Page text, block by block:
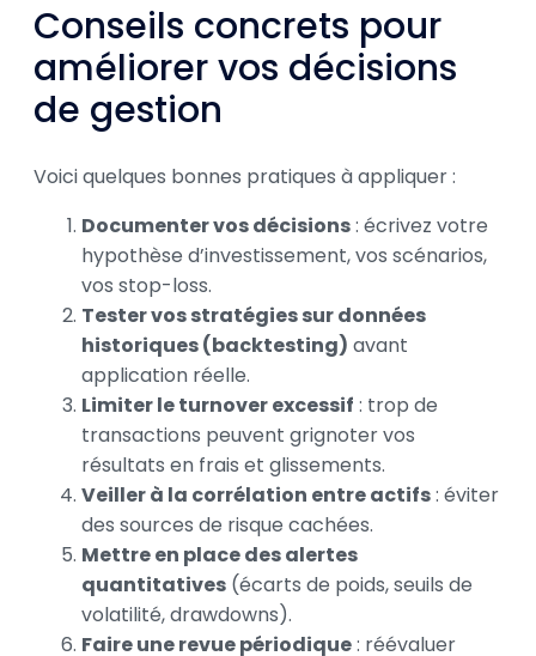
Conseils concrets pour
améliorer vos décisions
de gestion
Voici quelques bonnes pratiques à appliquer :
Documenter vos décisions: écrivez votre
hypothèse d’investissement, vos scénarios,
vos stop-loss.
Tester vos stratégies sur données
historiques (backtesting) avant
application réelle.
Limiter le turnover excessif : trop de
transactions peuvent grignoter vos
résultats en frais et glissements.
Veiller à la corrélation entre actifs: éviter
des sources de risque cachées.
Mettre en place des alertes
quantitatives (écarts de poids, seuils de
volatilité, drawdowns).
Faire une revue périodique: réévaluer